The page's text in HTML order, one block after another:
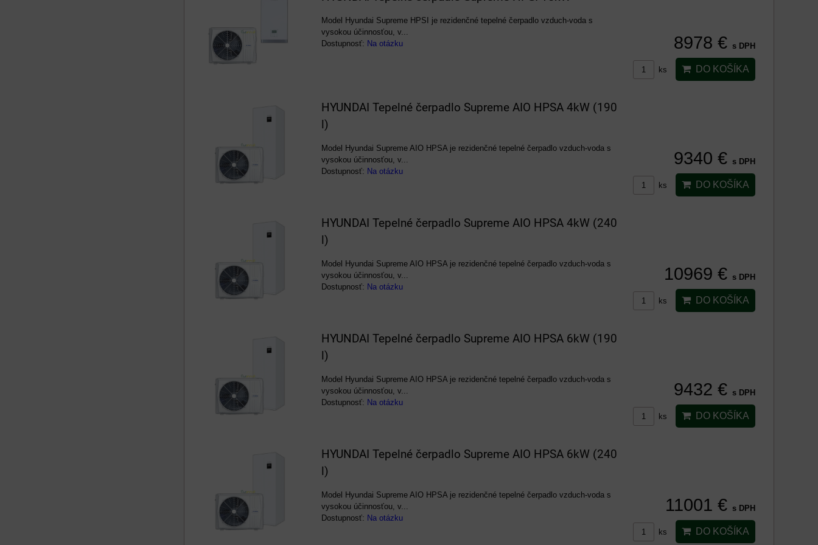
Model Hyundai Supreme HPSI je rezidenčné tepelné čerpadlo vzduch-voda s
vysokou účinnosťou, v...
Dostupnosť: Na otázku 8978 € s DPH
ks DO KOŠÍKA
HYUNDAI Tepelné čerpadlo Supreme AIO HPSA 4kW (190
l)
Model Hyundai Supreme AIO HPSA je rezidenčné tepelné čerpadlo vzduch-voda s
vysokou účinnosťou, v...
Dostupnosť: Na otázku
9340 € s DPH
ks DO KOŠÍKA
HYUNDAI Tepelné čerpadlo Supreme AIO HPSA 4kW (240
l)
Model Hyundai Supreme AIO HPSA je rezidenčné tepelné čerpadlo vzduch-voda s
vysokou účinnosťou, v...
Dostupnosť: Na otázku
10969 € s DPH
ks DO KOŠÍKA
HYUNDAI Tepelné čerpadlo Supreme AIO HPSA 6kW (190
l)
Model Hyundai Supreme AIO HPSA je rezidenčné tepelné čerpadlo vzduch-voda s
vysokou účinnosťou, v...
Dostupnosť: Na otázku
9432 € s DPH
ks DO KOŠÍKA
HYUNDAI Tepelné čerpadlo Supreme AIO HPSA 6kW (240
l)
Model Hyundai Supreme AIO HPSA je rezidenčné tepelné čerpadlo vzduch-voda s
vysokou účinnosťou, v...
Dostupnosť: Na otázku
11001 € s DPH
ks DO KOŠÍKA